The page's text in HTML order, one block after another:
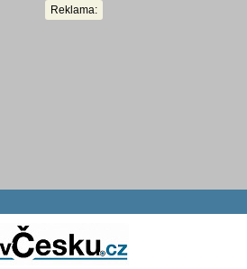
Reklama: